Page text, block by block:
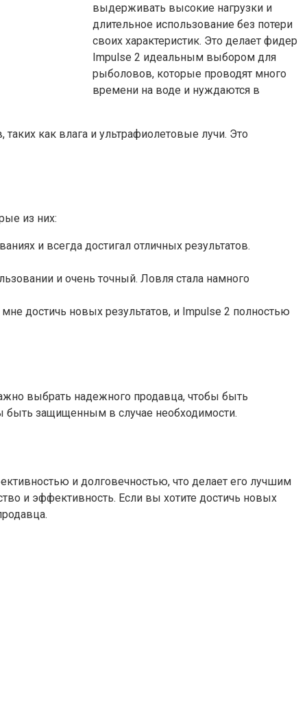
выдерживать высокие нагрузки и
длительное использование без потери
своих характеристик. Это делает фидер
Impulse 2 идеальным выбором для
рыболовов, которые проводят много
времени на воде и нуждаются в
как влага и ультрафиолетовые лучи. Это
из них:
и всегда достигал отличных результатов.
и очень точный. Ловля стала намного
достичь новых результатов, и Impulse 2 полностью
выбрать надежного продавца, чтобы быть
быть защищенным в случае необходимости.
и долговечностью, что делает его лучшим
и эффективность. Если вы хотите достичь новых